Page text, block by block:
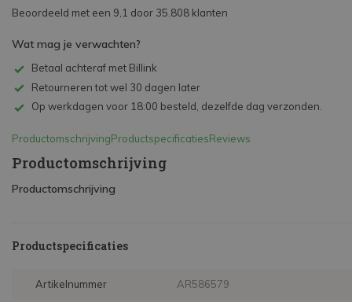
Beoordeeld met een 9,1 door 35.808 klanten
Wat mag je verwachten?
Betaal achteraf met Billink
Retourneren tot wel 30 dagen later
Op werkdagen voor 18:00 besteld, dezelfde dag verzonden.
ProductomschrijvingProductspecificatiesReviews
Productomschrijving
Productomschrijving
Productspecificaties
Artikelnummer AR586579